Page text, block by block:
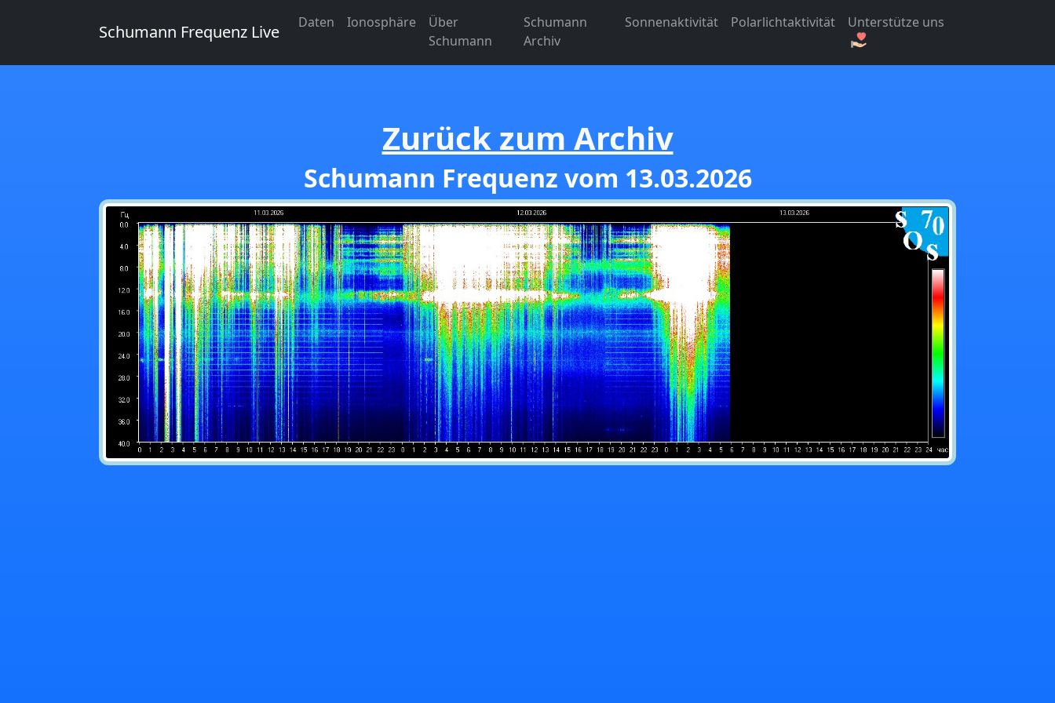
Schumann Frequenz Live Daten Ionosphäre
Über
Schumann
Schumann
Archiv
Sonnenaktivität Polarlichtaktivität Unterstütze uns
Zurück zum Archiv
Schumann Frequenz vom 13.03.2026